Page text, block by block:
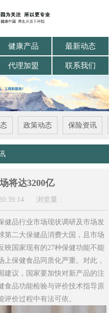
健康产品 最新动态
代理加盟 联系我们
政策动态 保险资讯
将达3200亿
浏览量 :
健品行业市场现状调研及市场发
第二大保健品消费大国，且市场
映国家现有的27种保健功能不能
保健食品同质化严重。对此，
建议，国家要加快对新产品的注
食品功能检验与评价技术指导原
价过程中有法可依。